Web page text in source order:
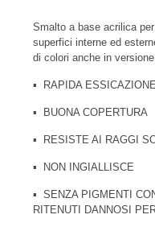
Smalto a base acrilica
superfici interne ed
di colori anche in
▪ RAPIDA ESSICAZIONE
▪ BUONA COPERTURA
▪ RESISTE AI RAGGI
▪ NON INGIALLISCE
▪ SENZA PIGMENTI
RITENUTI DANNOSI